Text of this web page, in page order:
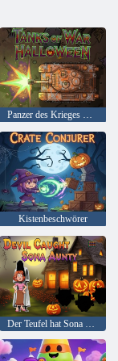
Panzer des Krieges Halloween
Kistenbeschwörer
Der Teufel hat Sona Tante erwischt